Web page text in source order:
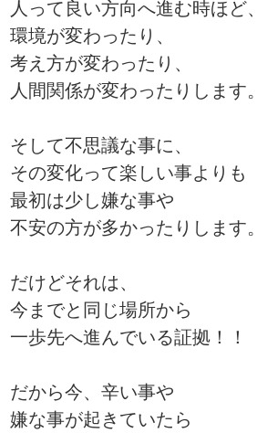
人って良い方向へ進む時ほど、
環境が変わったり、
考え方が変わったり、
人間関係が変わったりします。
そして不思議な事に、
その変化って楽しい事よりも
最初は少し嫌な事や
不安の方が多かったりします。
だけどそれは、
今までと同じ場所から
一歩先へ進んでいる証拠！！
だから今、辛い事や
嫌な事が起きていたら